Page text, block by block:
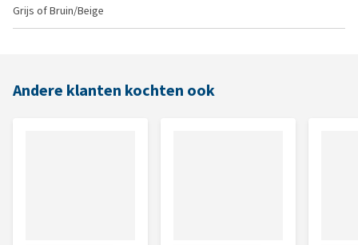
Grijs of Bruin/Beige
Andere klanten kochten ook